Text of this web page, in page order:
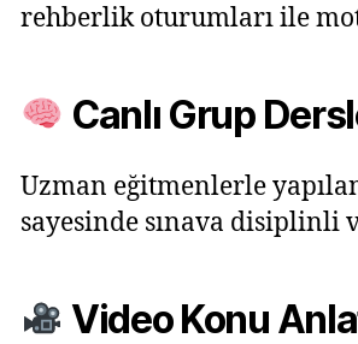
rehberlik oturumları ile
Canlı Grup
Uzman eğitmenlerle
sayesinde sınava disiplinli
Video Konu